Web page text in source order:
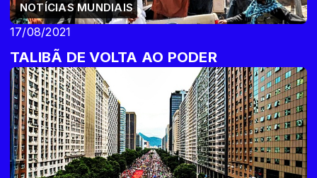
NOTÍCIAS MUNDIAIS
17/08/2021
TALIBÃ DE VOLTA AO PODER